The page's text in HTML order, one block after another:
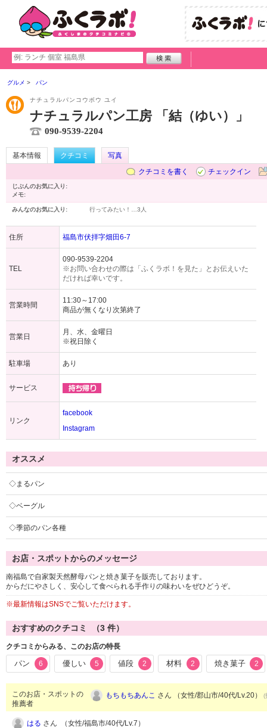
グルメ パン
ナチュラルパンコウボウ ユイ
ナチュラルパン工房 「結（ゆい）」
090-9539-2204
基本情報 クチコミ
写真
クチコミを書く
チェックイン
じぶんのお気に入り:
メモ:
みんなのお気に入り: 行ってみたい！… 3人
住所 福島市伏拝字畑田6-7
TEL
090-9539-2204
※お問い合わせの際は「ふくラボ！を見た」とお伝えいた
だければ幸いです。
営業時間
11:30～17:00
商品が無くなり次第終了
営業日
月、水、金曜日
※祝日除く
駐車場 あり
サービス
リンク
facebook
Instagram
オススメ
◇まるパン
◇ベーグル
◇季節のパン各種
お店・スポットからのメッセージ
南福島で自家製天然酵母パンと焼き菓子を販売しております。
からだにやさしく、安心して食べられる手作りの味わいをぜひどうぞ。
※最新情報はSNSでご覧いただけます。
おすすめのクチコミ （3 件）
クチコミからみる、このお店の特長
パン 6 優しい 5 値段 2 材料 2 焼き菓子 2
このお店・スポットの
推薦者
もちもちあんこ さん （女性/郡山市/40代/Lv.20） (
はる さん （女性/福島市/40代/Lv.7）